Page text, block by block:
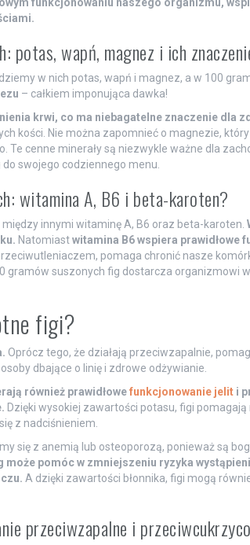
potas, wapń, magnez i ich
w nich potas, wapń i magnez, a w 100
– całkiem imponująca dawka!
krwi, co ma niebagatelne znaczenie dla
kości. Nie można zapomnieć o magnezie,
Te cenne minerały są niezwykle ważne dla
swojego codziennego menu.
witamina A, B6 i beta-karoten?
innymi witaminę A, B6 oraz beta-karoten.
Natomiastwitamina B6 wspiera prawidłowe
pomaga chronić nasze
gramów suszonych fig dostarcza organizmowi
figi?
Oprócz tego, że działają przeciwzapalnie,
dbające o linię i zdrowe odżywianie.
również prawidłowefunkcjonowanie jeliti
Dzięki wysokiej zawartości potasu, figi
z nadciśnieniem.
się z anemią lub osteoporozą, ponieważ są
może pomóc w zmniejszeniu ryzyka
A dzięki zawartości błonnika, figi mogą
przeciwzapalne i